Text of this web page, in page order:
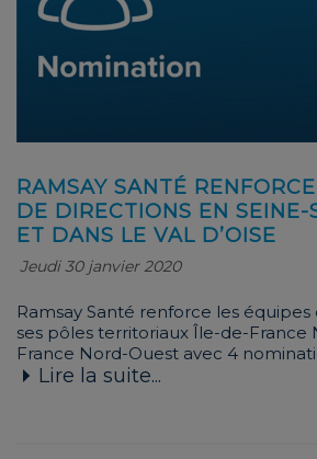
RAMSAY SANTÉ
DE DIRECTIONS EN SEINE-
ET DANS LE VAL D’OISE
Jeudi 30 janvier 2020
Ramsay Santé renforce les
ses pôles territoriaux Île-de-France
France Nord-Ouest avec 4
Lire la suite...